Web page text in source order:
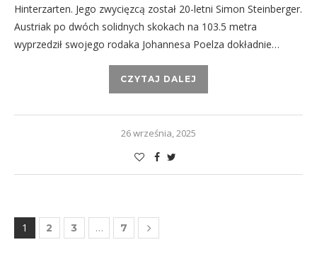
Hinterzarten. Jego zwycięzcą został 20-letni Simon Steinberger.
Austriak po dwóch solidnych skokach na 103.5 metra
wyprzedził swojego rodaka Johannesa Poelza dokładnie…
CZYTAJ DALEJ
26 września, 2025
1 2 3 … 7